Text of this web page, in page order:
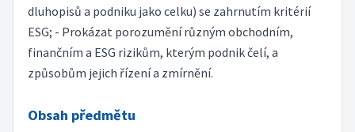
dluhopisů a podniku jako celku) se zahrnutím kritérií
ESG; - Prokázat porozumění různým obchodním,
finančním a ESG rizikům, kterým podnik čelí, a
způsobům jejich řízení a zmírnění.
Obsah předmětu